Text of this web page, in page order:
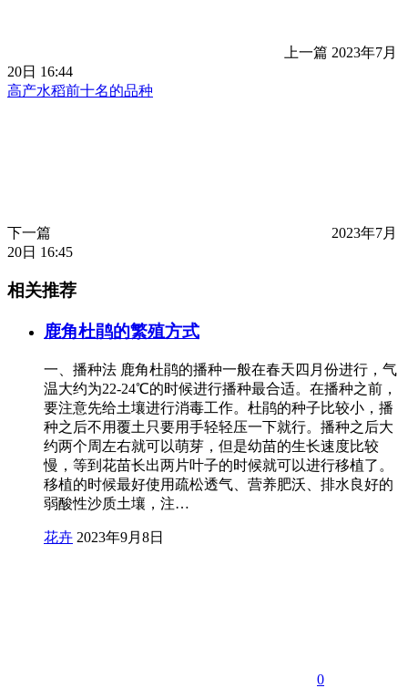
上一篇 2023年7月
20日 16:44
高产水稻前十名的品种
下一篇
2023年7月
20日 16:45
相关推荐
鹿角杜鹃的繁殖方式
一、播种法 鹿角杜鹃的播种一般在春天四月份进行，气
温大约为22-24℃的时候进行播种最合适。在播种之前，
要注意先给土壤进行消毒工作。杜鹃的种子比较小，播
种之后不用覆土只要用手轻轻压一下就行。播种之后大
约两个周左右就可以萌芽，但是幼苗的生长速度比较
慢，等到花苗长出两片叶子的时候就可以进行移植了。
移植的时候最好使用疏松透气、营养肥沃、排水良好的
弱酸性沙质土壤，注…
花卉 2023年9月8日
0